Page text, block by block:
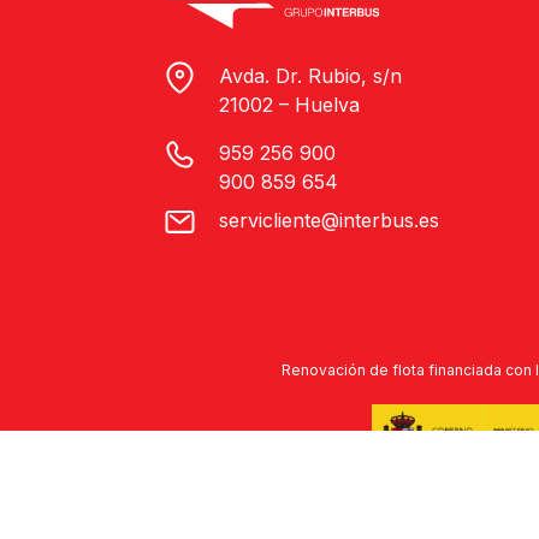
Avda. Dr. Rubio, s/n
21002 – Huelva
959 256 900
900 859 654
servicliente@interbus.es
Renovación de flota financiada con